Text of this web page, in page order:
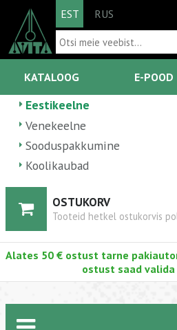
EST RUS
KATALOOG E-POOD
Eestikeelne
Venekeelne
Sooduspakkumine
Koolikaubad
OSTUKORV
Tooteid hetkel ostukorvis
Alates 50 € ostust tarne
ostust saad